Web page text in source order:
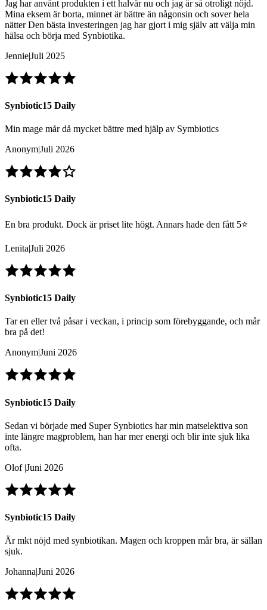
Jag har använt produkten i ett halvår nu och jag är så otroligt nöjd.
Mina eksem är borta, minnet är bättre än någonsin och sover hela
nätter Den bästa investeringen jag har gjort i mig själv att välja min
hälsa och börja med Synbiotika.
Jennie|Juli 2025
Synbiotic15 Daily
Min mage mår då mycket bättre med hjälp av Symbiotics
Anonym|Juli 2026
Synbiotic15 Daily
En bra produkt. Dock är priset lite högt. Annars hade den fått 5⭐️
Lenita|Juli 2026
Synbiotic15 Daily
Tar en eller två påsar i veckan, i princip som förebyggande, och mår
bra på det!
Anonym|Juni 2026
Synbiotic15 Daily
Sedan vi började med Super Synbiotics har min matselektiva son
inte längre magproblem, han har mer energi och blir inte sjuk lika
ofta.
Olof |Juni 2026
Synbiotic15 Daily
Är mkt nöjd med synbiotikan. Magen och kroppen mår bra, är sällan
sjuk.
Johanna|Juni 2026